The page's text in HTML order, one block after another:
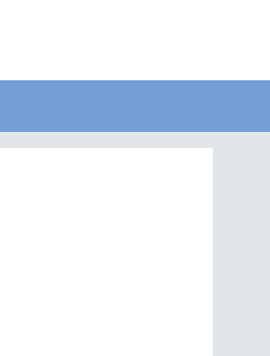
Bambini